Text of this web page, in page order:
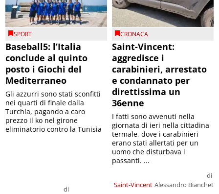
SPORT
Baseball5: l’Italia
conclude al quinto
posto i Giochi del
Mediterraneo
di
Gli azzurri sono stati sconfitti
nei quarti di finale dalla
Turchia, pagando a caro
prezzo il ko nel girone
eliminatorio contro la Tunisia
CRONACA
Saint-Vincent:
aggredisce i
carabinieri, arrestato
e condannato per
direttissima un
36enne
Saint-Vincent
di
Alessandro Bianchet
I fatti sono avvenuti nella
giornata di ieri nella cittadina
termale, dove i carabinieri
erano stati allertati per un
uomo che disturbava i
passanti. ...